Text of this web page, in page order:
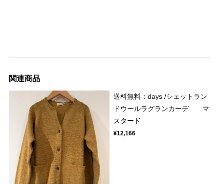
関連商品
送料無料：days /シェットラン
ドウールラグランカーデ マ
スタード
¥12,166